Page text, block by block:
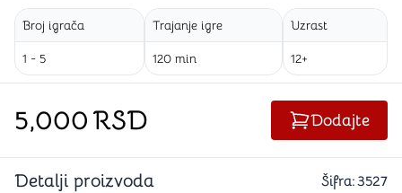
Broj igrača
1 - 5
Trajanje igre
120 min
Uzrast
12+
5,000RSD Dodajte
Detalji proizvoda Šifra:3527